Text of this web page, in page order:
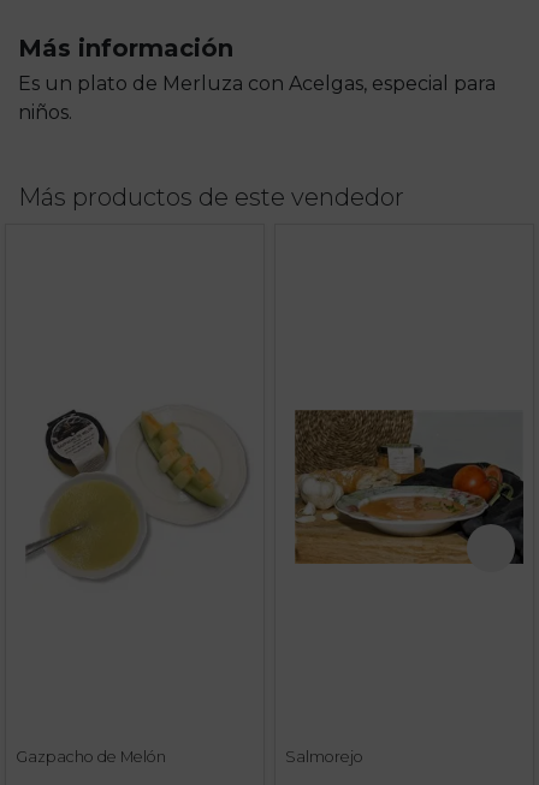
Más información
Es un plato de Merluza con Acelgas, especial para
niños.
Más productos de este vendedor
Gazpacho de Melón Salmorejo